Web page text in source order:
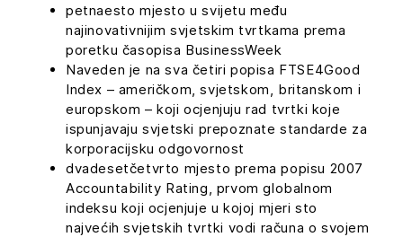
petnaesto mjesto u svijetu među
najinovativnijim svjetskim tvrtkama prema
poretku časopisa BusinessWeek
Naveden je na sva četiri popisa FTSE4Good
Index – američkom, svjetskom, britanskom i
europskom – koji ocjenjuju rad tvrtki koje
ispunjavaju svjetski prepoznate standarde za
korporacijsku odgovornost
dvadesetčetvrto mjesto prema popisu 2007
Accountability Rating, prvom globalnom
indeksu koji ocjenjuje u kojoj mjeri sto
najvećih svjetskih tvrtki vodi računa o svojem